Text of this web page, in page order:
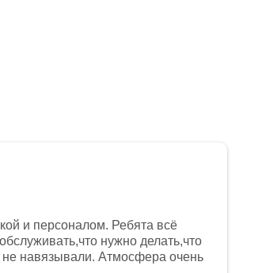
и персоналом. Ребята всё
нужно делать,что
навязывали. Атмосфера очень